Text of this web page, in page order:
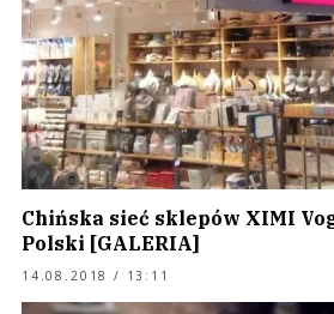
Chińska sieć sklepów XIMI
Polski [GALERIA]
14.08.2018 / 13:11